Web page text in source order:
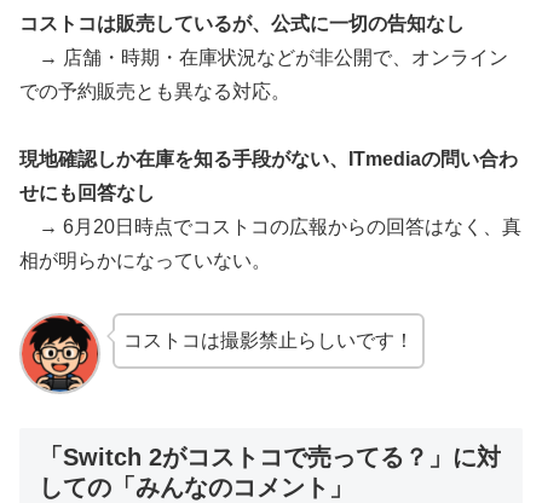
コストコは販売しているが、公式に一切の告知なし
→ 店舗・時期・在庫状況などが非公開で、オンライン
での予約販売とも異なる対応。
現地確認しか在庫を知る手段がない、ITmediaの問い合わ
せにも回答なし
→ 6月20日時点でコストコの広報からの回答はなく、真
相が明らかになっていない。
コストコは撮影禁止らしいです！
「Switch 2がコストコで売ってる？」に対
しての「みんなのコメント」